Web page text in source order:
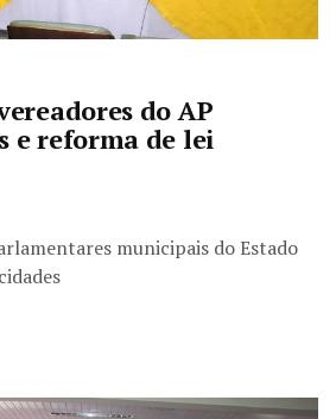
do AP
e reforma de lei
municipais do Estado